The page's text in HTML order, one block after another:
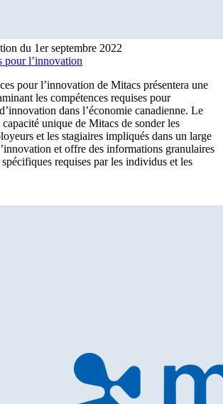
du 1er septembre 2022
pour l’innovation
pour l’innovation de Mitacs présentera une
les compétences requises pour
dans l’économie canadienne. Le
unique de Mitacs de sonder les
et les stagiaires impliqués dans un large
et offre des informations granulaires
requises par les individus et les